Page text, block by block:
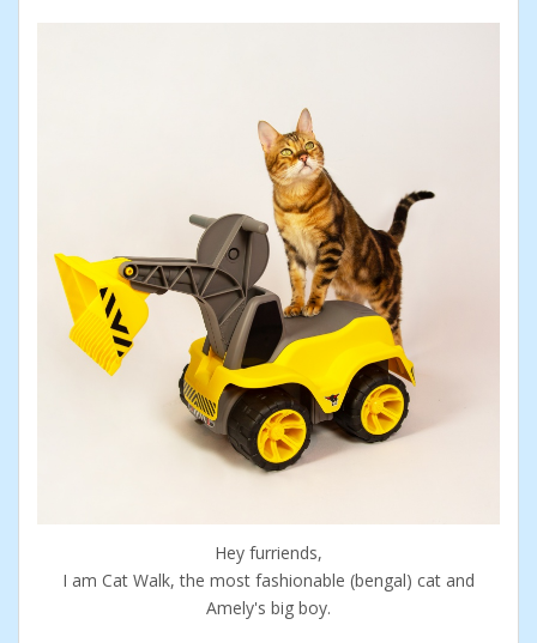
Hey furriends,
I am Cat Walk, the most fashionable (bengal) cat and
Amely's big boy.